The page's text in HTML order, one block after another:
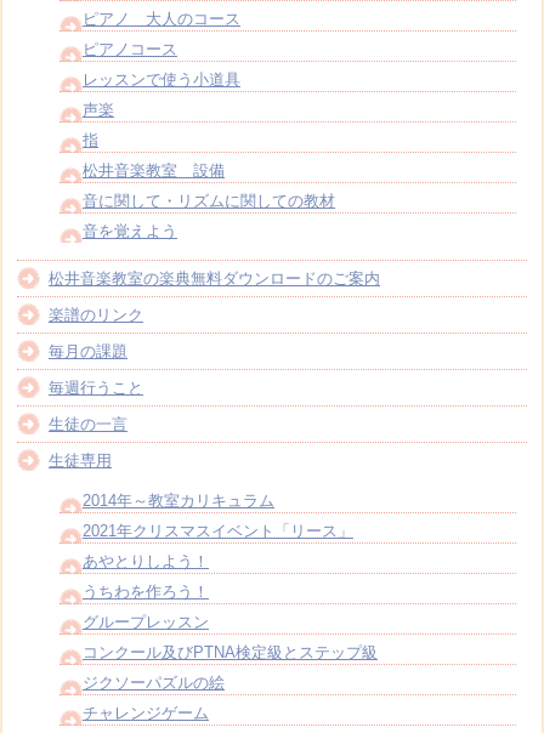
ピアノ 大人のコース
ピアノコース
レッスンで使う小道具
声楽
指
松井音楽教室 設備
音に関して・リズムに関しての教材
音を覚えよう
松井音楽教室の楽典無料ダウンロードのご案内
楽譜のリンク
毎月の課題
毎週行うこと
生徒の一言
生徒専用
2014年～教室カリキュラム
2021年クリスマスイベント「リース」
あやとりしよう！
うちわを作ろう！
グループレッスン
コンクール及びPTNA検定級とステップ級
ジクソーパズルの絵
チャレンジゲーム